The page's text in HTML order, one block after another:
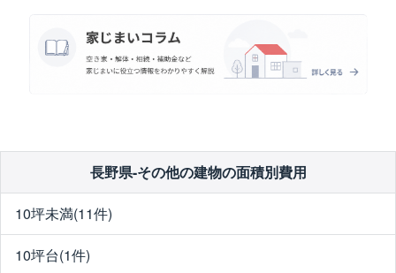
長野県-その他の建物の面積別費用
10坪未満(11件)
10坪台(1件)